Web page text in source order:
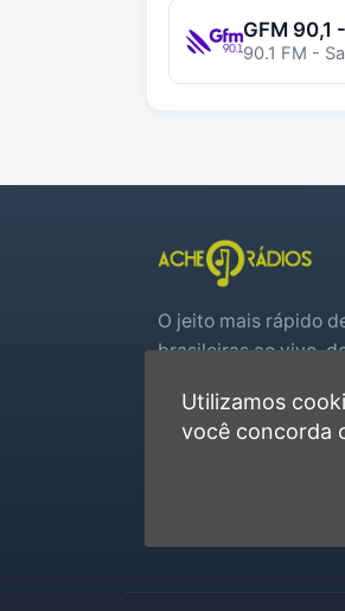
GFM 90,1
90.1 FM -
O jeito mais rápido
brasileiras ao vivo,
real.Utilizamos
você concorda